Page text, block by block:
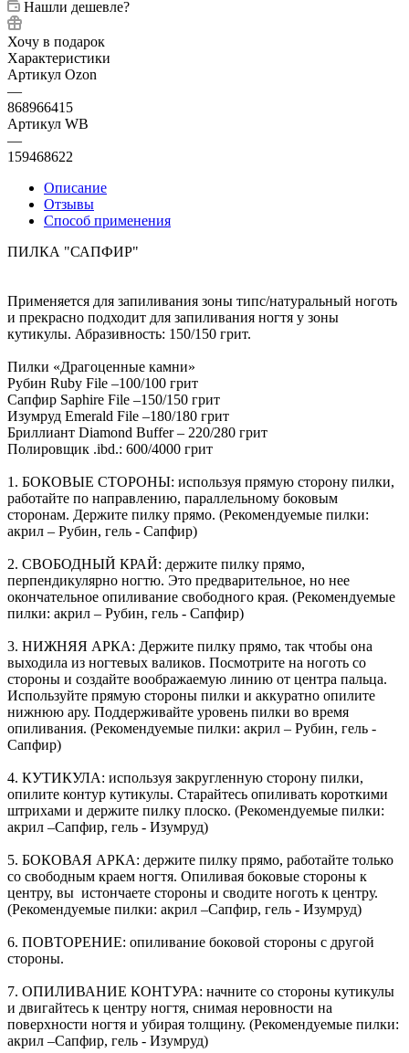
Нашли дешевле?
Хочу в подарок
Характеристики
Артикул Ozon
—
868966415
Артикул WB
—
159468622
Описание
Отзывы
Способ применения
ПИЛКА "САПФИР"
Применяется для запиливания зоны типс/натуральный ноготь
и прекрасно подходит для запиливания ногтя у зоны
кутикулы. Абразивность: 150/150 грит.
Пилки «Драгоценные камни»
Рубин Ruby File –100/100 грит
Сапфир Saphire File –150/150 грит
Изумруд Emerald File –180/180 грит
Бриллиант Diamond Buffer – 220/280 грит
Полировщик .ibd.: 600/4000 грит
1. БОКОВЫЕ СТОРОНЫ: используя прямую сторону пилки,
работайте по направлению, параллельному боковым
сторонам. Держите пилку прямо. (Рекомендуемые пилки:
акрил – Рубин, гель - Сапфир)
2. СВОБОДНЫЙ КРАЙ: держите пилку прямо,
перпендикулярно ногтю. Это предварительное, но нее
окончательное опиливание свободного края. (Рекомендуемые
пилки: акрил – Рубин, гель - Сапфир)
3. НИЖНЯЯ AРКА: Держите пилку прямо, так чтобы она
выходила из ногтевых валиков. Посмотрите на ноготь со
стороны и создайте воображаемую линию от центра пальца.
Используйте прямую стороны пилки и аккуратно опилите
нижнюю ару. Поддерживайте уровень пилки во время
опиливания. (Рекомендуемые пилки: акрил – Рубин, гель -
Сапфир)
4. КУТИКУЛА: используя закругленную сторону пилки,
опилите контур кутикулы. Старайтесь опиливать короткими
штрихами и держите пилку плоско. (Рекомендуемые пилки:
акрил –Сапфир, гель - Изумруд)
5. БОКОВАЯ АРКА: держите пилку прямо, работайте только
со свободным краем ногтя. Опиливая боковые стороны к
центру, вы истончаете стороны и сводите ноготь к центру.
(Рекомендуемые пилки: акрил –Сапфир, гель - Изумруд)
6. ПОВТОРЕНИЕ: опиливание боковой стороны с другой
стороны.
7. ОПИЛИВАНИЕ КОНТУРА: начните со стороны кутикулы
и двигайтесь к центру ногтя, снимая неровности на
поверхности ногтя и убирая толщину. (Рекомендуемые пилки:
акрил –Сапфир, гель - Изумруд)